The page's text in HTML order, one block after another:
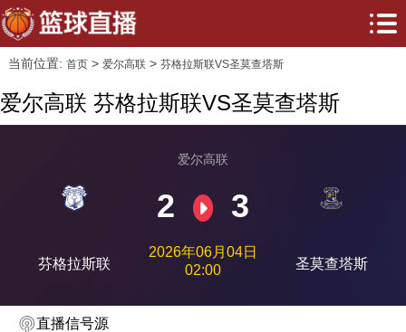
当前位置: 首页> 爱尔高联> 芬格拉斯联VS圣莫查塔斯
爱尔高联 芬格拉斯联VS圣莫查塔斯
芬格拉斯联
爱尔高联
2 3
2026年06月04日
02:00
圣莫查塔斯
直播信号源